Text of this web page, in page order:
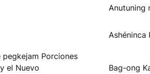
Anutuning
Ashéninca
pegkejam Porciones
el Nuevo
Bag-ong